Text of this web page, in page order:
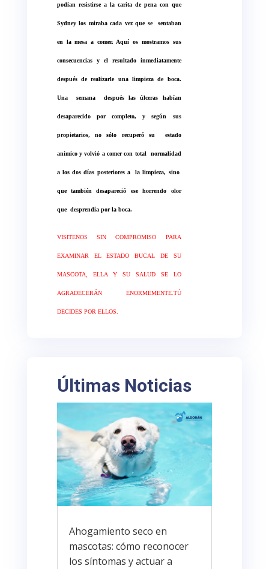
podían resistirse a la carita de pena con que
Sydney los miraba cada vez que se sentaban
en la mesa a comer. Aquí os mostramos sus
consecuencias y el resultado inmediatamente
después de realizarle una limpieza de boca.
Una semana después las úlceras habían
desaparecido por completo, y según sus
propietarios, no sólo recuperó su estado
anímico y volvió a comer con total normalidad
a los dos días posteriores a la limpieza, sino
que también desapareció ese horrendo olor
que desprendía por la boca.
VISITENOS SIN COMPROMISO PARA
EXAMINAR EL ESTADO BUCAL DE SU
MASCOTA, ELLA Y SU SALUD SE LO
AGRADECERÁN ENORMEMENTE.TÚ
DECIDES POR ELLOS.
Últimas Noticias
Ahogamiento seco en
mascotas: cómo reconocer
los síntomas y actuar a